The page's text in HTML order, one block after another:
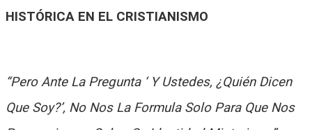
HISTÓRICA EN EL CRISTIANISMO
“Pero Ante La Pregunta ‘ Y Ustedes, ¿quién Dicen
Que Soy?’, No Nos La Formula Solo Para Que Nos